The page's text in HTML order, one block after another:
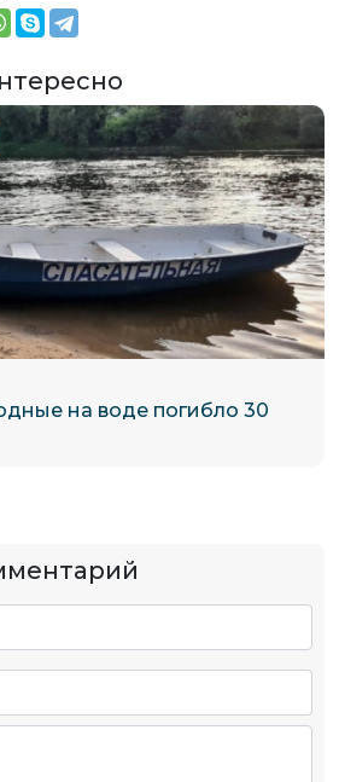
на воде погибло 30